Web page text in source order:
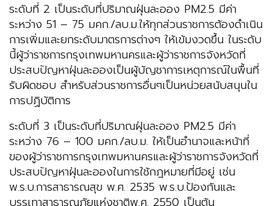
ระดับที่ 2 เป็นระดับที่ปริมาณฝุ่นละออง PM2.5 มีค่า
ระหว่าง 51 – 75 มคก./ลบ.ม.ให้ทุกส่วนราชการต้องดําเนิน
การเพิ่มและยกระดับมาตรการต่างๆ ให้เข้มงวดขึ้น ในระดับ
นี้ผู้ว่าราชการกรุงเทพมหานครและผู้ว่าราชการจังหวัดที่
ประสบปัญหาฝุ่นละอองเป็นผู้บัญชาการเหตุการณ์ในพื้นที่
รับผิดชอบ สําหรับส่วนราชการอื่นๆเป็นหน่วยสนับสนุนใน
การปฏิบัติการ
ระดับที่ 3 เป็นระดับที่ปริมาณฝุ่นละออง PM2.5 มีค่า
ระหว่าง 76 – 100 มคก./ลบ.ม. ให้เป็นอํานาจและหน้าที่
ของผู้ว่าราชการกรุงเทพมหานครและผู้ว่าราชการจังหวัดที่
ประสบปัญหาฝุ่นละอองในการใช้กฎหมายที่มีอยู่ เช่น
พ.ร.บ.การสาธารณสุข พ.ศ. 2535 พ.ร.บ.ป้องกันและ
บรรเทาสาธารณภัยแห่งชาติพ.ศ. 2550 เป็นต้น